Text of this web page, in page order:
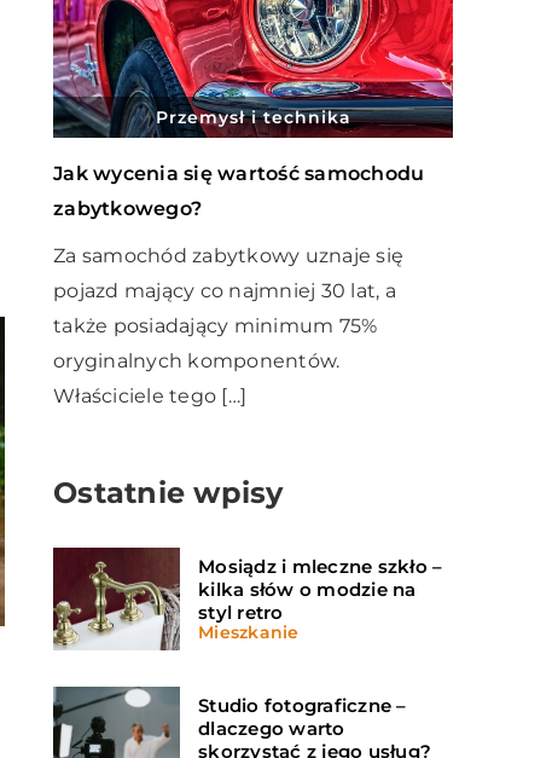
Przemysł i technika
Jak wycenia się wartość samochodu
zabytkowego?
Za samochód zabytkowy uznaje się
pojazd mający co najmniej 30 lat, a
także posiadający minimum 75%
oryginalnych komponentów.
Właściciele tego […]
Ostatnie wpisy
Mosiądz i mleczne szkło –
kilka słów o modzie na
styl retro
Mieszkanie
Studio fotograficzne –
dlaczego warto
skorzystać z jego usług?